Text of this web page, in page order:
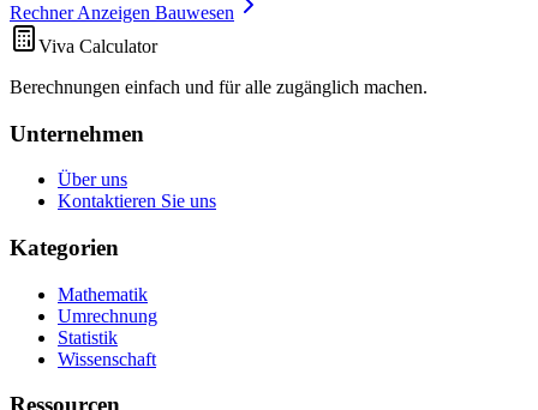
Rechner Anzeigen Bauwesen
Viva Calculator
Berechnungen einfach und für alle zugänglich machen.
Unternehmen
Über uns
Kontaktieren Sie uns
Kategorien
Mathematik
Umrechnung
Statistik
Wissenschaft